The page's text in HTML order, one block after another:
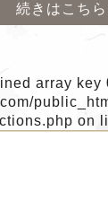
続きはこち
array key
on